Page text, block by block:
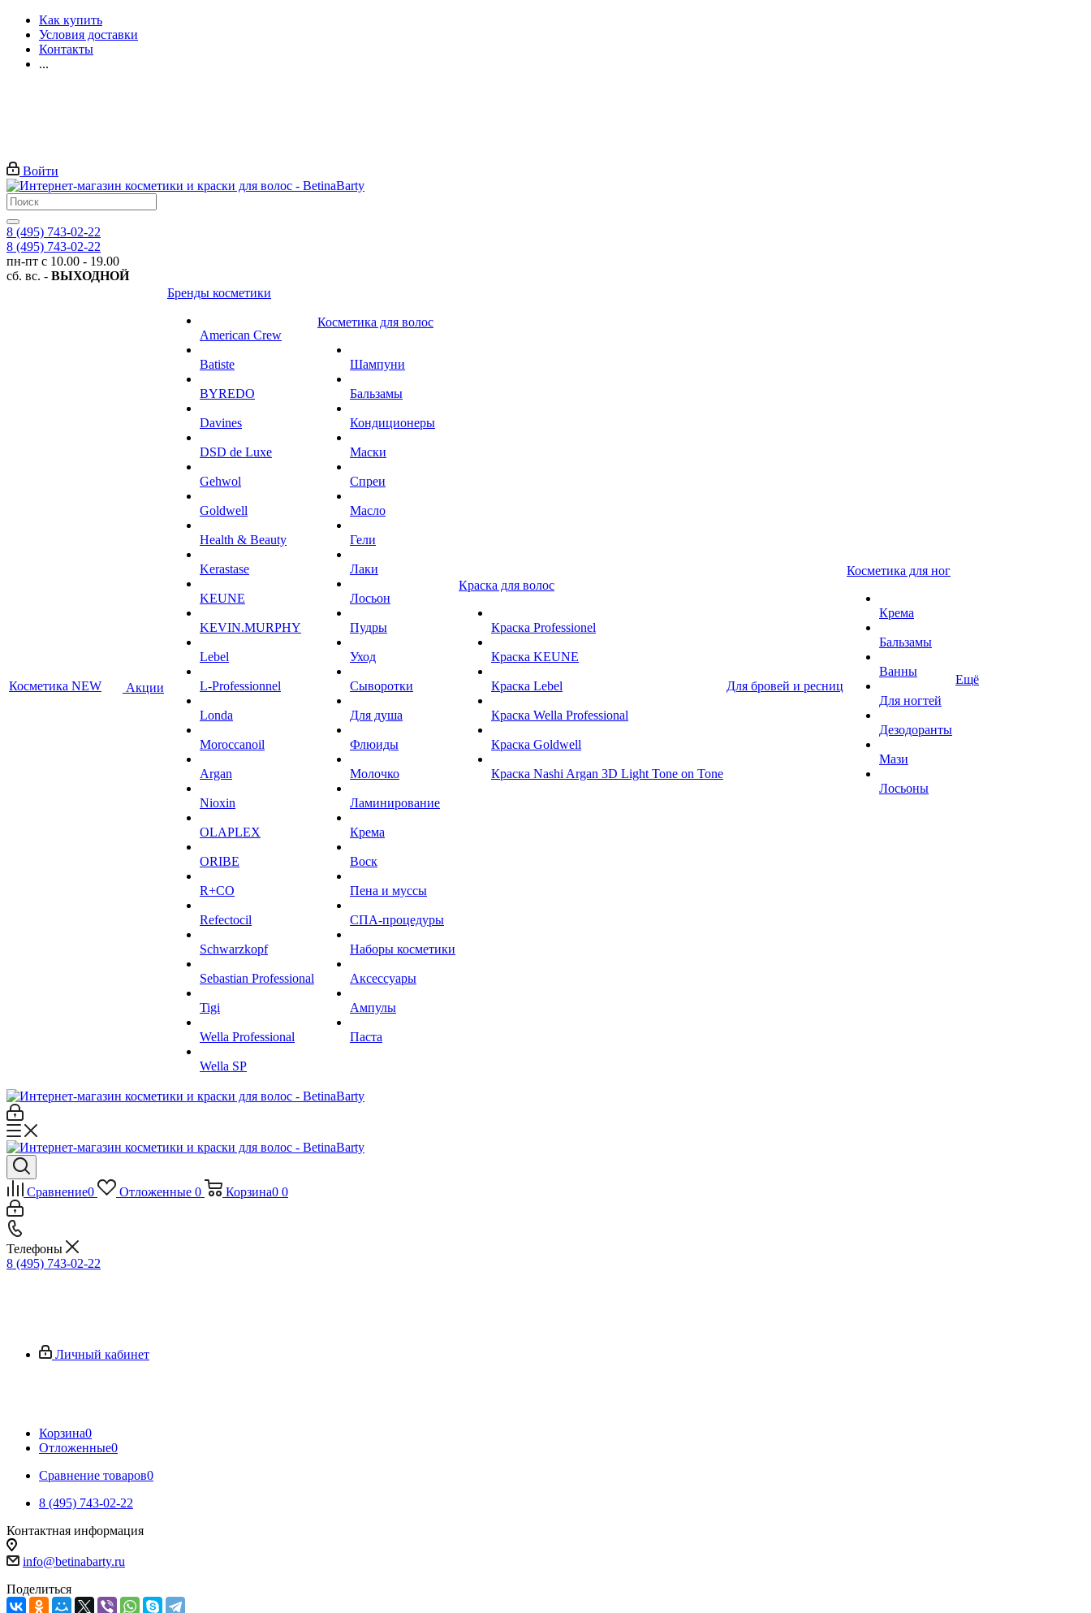
Как купить
Условия доставки
Контакты
...
Войти
8 (495) 743-02-22
8 (495) 743-02-22
пн-пт с 10.00 - 19.00
сб. вс. - ВЫХОДНОЙ
Косметика NEW Акции
Бренды косметики
American Crew
Batiste
BYREDO
Davines
DSD de Luxe
Gehwol
Goldwell
Health & Beauty
Kerastase
KEUNE
KEVIN.MURPHY
Lebel
L-Professionnel
Londa
Moroccanoil
Argan
Niохin
OLAPLEX
ORIBE
R+CO
Refectocil
Schwarzkopf
Sebastian Professional
Tigi
Wella Professional
Wella SP
Косметика для волос
Шампуни
Бальзамы
Кондиционеры
Маски
Спреи
Масло
Гели
Лаки
Лосьон
Пудры
Уход
Сыворотки
Для душа
Флюиды
Молочко
Ламинирование
Крема
Воск
Пена и муссы
СПА-процедуры
Наборы косметики
Аксессуары
Ампулы
Паста
Краска для волос
Краска Professionel
Краска KEUNE
Краска Lebel
Краска Wella Professional
Краска Goldwell
Краска Nashi Argan 3D Light Tone on Tone
Для бровей и ресниц
Косметика для ног
Крема
Бальзамы
Ванны
Для ногтей
Дезодоранты
Мази
Лосьоны
Ещё
Сравнение0 Отложенные 0 Корзина0 0
Телефоны
8 (495) 743-02-22
Личный кабинет
Корзина0
Отложенные0
Сравнение товаров0
8 (495) 743-02-22
Контактная информация
info@betinabarty.ru
Поделиться